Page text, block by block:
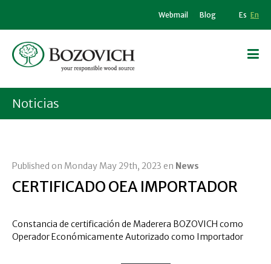
Webmail Blog Es En
Noticias
Published on Monday May 29th, 2023 en News
CERTIFICADO OEA IMPORTADOR
Constancia de certificación de Maderera BOZOVICH como
Operador Económicamente Autorizado como Importador